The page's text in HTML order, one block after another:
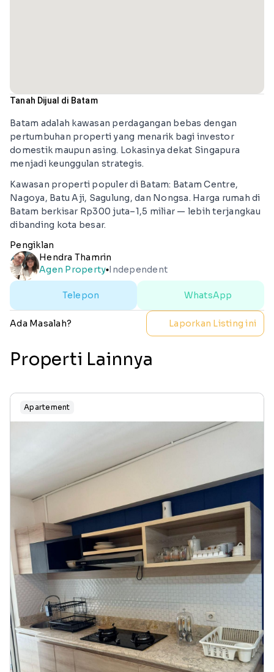
Tanah Dijual di Batam
Batam adalah kawasan perdagangan bebas dengan
pertumbuhan properti yang menarik bagi investor
domestik maupun asing. Lokasinya dekat Singapura
menjadi keunggulan strategis.
Kawasan properti populer di Batam: Batam Centre,
Nagoya, Batu Aji, Sagulung, dan Nongsa. Harga rumah di
Batam berkisar Rp300 juta–1,5 miliar — lebih terjangkau
dibanding kota besar.
Pengiklan
Hendra Thamrin
Agen Propertylens Independent
Telepon WhatsApp
Ada Masalah? Laporkan Listing ini
Properti Lainnya
Apartement